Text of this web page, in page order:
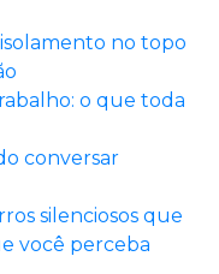
no topo
o que toda
conversar
silenciosos que
você perceba